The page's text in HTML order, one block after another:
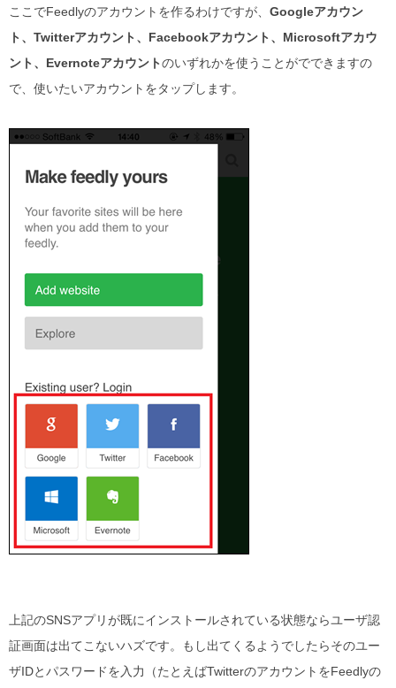
ここでFeedlyのアカウントを作るわけですが、 Googleアカウン
ト、Twitterアカウント、Facebookアカウント、Microsoftアカウ
ント、Evernoteアカウントのいずれかを使うことがでできますの
で、使いたいアカウントをタップします。
上記のSNSアプリが既にインストールされている状態ならユーザ認
証画面は出てこないハズです。もし出てくるようでしたらそのユー
ザIDとパスワードを入力（たとえばTwitterのアカウントをFeedlyの